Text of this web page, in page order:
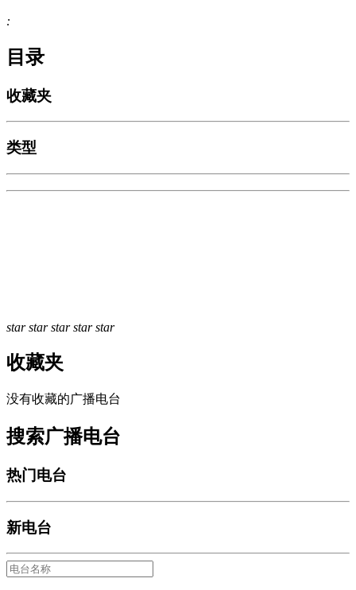
:
目录
收藏夹
类型
star star star star star
收藏夹
没有收藏的广播电台
搜索广播电台
热门电台
新电台